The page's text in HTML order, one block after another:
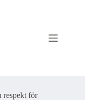
respekt för